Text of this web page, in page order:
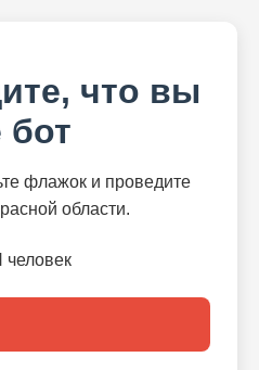
что вы
бот
флажок и проведите
области.
человек